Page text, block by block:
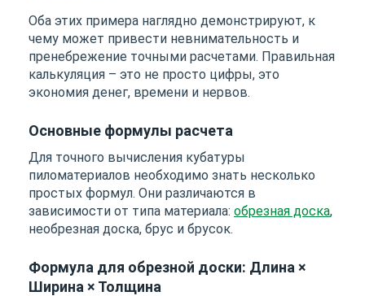
Оба этих примера наглядно демонстрируют, к
чему может привести невнимательность и
пренебрежение точными расчетами. Правильная
калькуляция – это не просто цифры, это
экономия денег, времени и нервов.
Основные формулы расчета
Для точного вычисления кубатуры
пиломатериалов необходимо знать несколько
простых формул. Они различаются в
зависимости от типа материала: обрезная доска,
необрезная доска, брус и брусок.
Формула для обрезной доски: Длина ×
Ширина × Толщина